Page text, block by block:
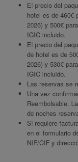
El precio del
hotel es de 460€
2026) y 500€
IGIC incluido.
El precio del
de hotel es de
2026) y 530€
IGIC incluido.
Las reservas se
Una vez
Reembolsable.
de noches
Si requiere
en el formulario
NIF/CIF y